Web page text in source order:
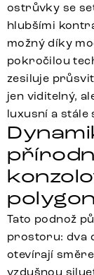
ostrůvky se
hlubšími
možný díky
pokročilou
zesiluje
jen viditelný,
luxusní a stále
Tato podnož
prostoru: dva
otevírají
vzdušnou